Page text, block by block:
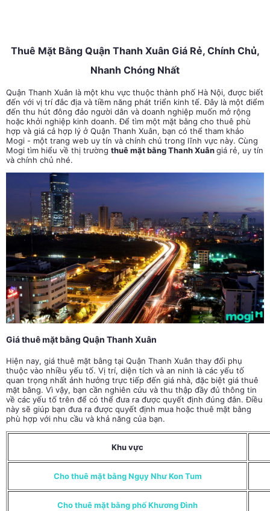
Thuê Mặt Bằng Quận Thanh Xuân Giá Rẻ, Chính Chủ,
Nhanh Chóng Nhất
Quận Thanh Xuân là một khu vực thuộc thành phố Hà Nội, được biết
đến với vị trí đắc địa và tiềm năng phát triển kinh tế. Đây là một điểm
đến thu hút đông đảo người dân và doanh nghiệp muốn mở rộng
hoặc khởi nghiệp kinh doanh. Để tìm một mặt bằng cho thuê phù
hợp và giá cả hợp lý ở Quận Thanh Xuân, bạn có thể tham khảo
Mogi - một trang web uy tín và chính chủ trong lĩnh vực này. Cùng
Mogi tìm hiểu về thị trường thuê mặt bằng Thanh Xuângiá rẻ, uy tín
và chính chủ nhé.
Giá thuê mặt bằng Quận Thanh Xuân
Hiện nay, giá thuê mặt bằng tại Quận Thanh Xuân thay đổi phụ
thuộc vào nhiều yếu tố. Vị trí, diện tích và an ninh là các yếu tố
quan trọng nhất ảnh hưởng trực tiếp đến giá nhà, đặc biệt giá thuê
mặt bằng. Vì vậy, bạn cần nghiên cứu và thu thập đầy đủ thông tin
về các yếu tố trên để có thể đưa ra được quyết định đúng đắn. Điều
này sẽ giúp bạn đưa ra được quyết định mua hoặc thuê mặt bằng
phù hợp với nhu cầu và khả năng của bạn.
Khu vực
Cho thuê mặt bằng Ngụy Như Kon Tum
Cho thuê mặt bằng phố Khương Đình